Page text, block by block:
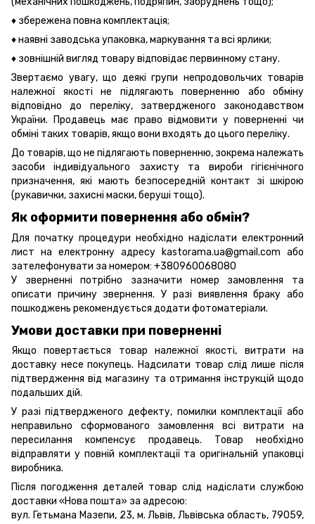
♦ збережена повна комплектація;
♦ наявні заводська упаковка, маркування та всі ярлики;
♦ зовнішній вигляд товару відповідає первинному стану.
Звертаємо увагу, що деякі групи непродовольчих товарів
належної якості не підлягають поверненню або обміну
відповідно до переліку, затвердженого законодавством
України. Продавець має право відмовити у поверненні чи
обміні таких товарів, якщо вони входять до цього переліку.
До товарів, що не підлягають поверненню, зокрема належать
засоби індивідуального захисту та вироби гігієнічного
призначення, які мають безпосередній контакт зі шкірою
(рукавички, захисні маски, беруші тощо).
Як оформити повернення або обмін?
Для початку процедури необхідно надіслати електронний
лист на електронну адресу kastorama.ua@gmail.com або
зателефонувати за номером: +380960068080
У зверненні потрібно зазначити номер замовлення та
описати причину звернення. У разі виявлення браку або
пошкоджень рекомендується додати фотоматеріали.
Умови доставки при поверненні
Якщо повертається товар належної якості, витрати на
доставку несе покупець. Надсилати товар слід лише після
підтвердження від магазину та отримання інструкцій щодо
подальших дій.
У разі підтвердженого дефекту, помилки комплектації або
неправильно сформованого замовлення всі витрати на
пересилання компенсує продавець. Товар необхідно
відправляти у повній комплектації та оригінальній упаковці
виробника.
Після погодження деталей товар слід надіслати службою
доставки «Нова пошта» за адресою:
вул. Гетьмана Мазепи, 23, м. Львів, Львівська область, 79059,